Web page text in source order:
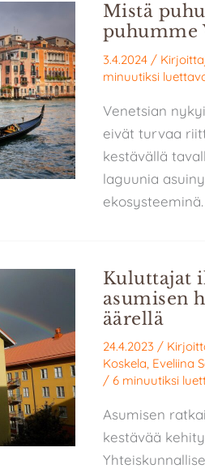
Mistä
puhumme
3.4.2024 /
minuutiksi
Venetsian
eivät turvaa
kestävällä
laguunia
ekosysteeminä.
Kuluttajat
asumisen
äärellä
24.4.2023 /
Koskela, Eveliina
/ 6 minuutiksi
Asumisen
kestävää